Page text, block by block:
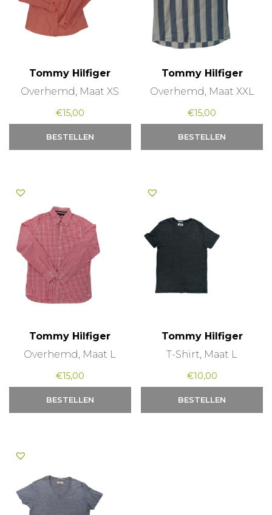
Tommy Hilfiger
Overhemd, Maat XS
€15,00
BESTELLEN
Tommy Hilfiger
Overhemd, Maat XXL
€15,00
BESTELLEN
Tommy Hilfiger
Overhemd, Maat L
€15,00
BESTELLEN
Tommy Hilfiger
T-Shirt, Maat L
€10,00
BESTELLEN